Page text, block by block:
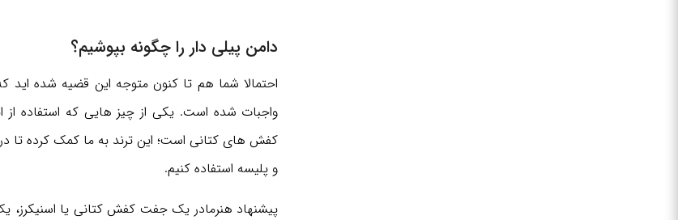
دامن پیلی دار را چگونه بپوشیم؟
احتمالا شما هم تا کنون متوجه این قضیه شده
واجبات شده است. یکی از چیز هایی که استفاده
کفش های کتانی است؛ این ترند به ما کمک کرده تا در
و پلیسه استفاده کنیم.
پیشنهاد هنرمادر یک جفت کفش کتانی یا